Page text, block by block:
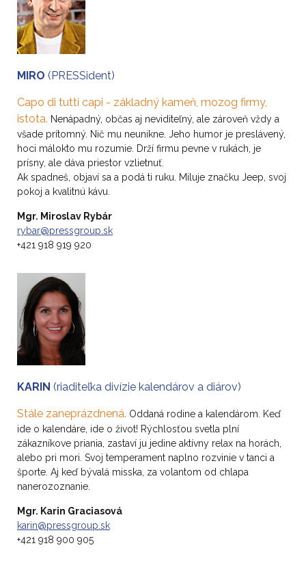
MIRO (PRESSident)
Capo di tutti capi - základný kameň, mozog firmy,
istota. Nenápadný, občas aj neviditeľný, ale zároveň vždy a
všade prítomný. Nič mu neunikne. Jeho humor je preslávený,
hoci málokto mu rozumie. Drží firmu pevne v rukách, je
prísny, ale dáva priestor vzlietnuť.
Ak spadneš, objaví sa a podá ti ruku. Miluje značku Jeep, svoj
pokoj a kvalitnú kávu.
Mgr. Miroslav Rybár
rybar@pressgroup.sk
+421 918 919 920
KARIN (riaditeľka divízie kalendárov a diárov)
Stále zaneprázdnená. Oddaná rodine a kalendárom. Keď
ide o kalendáre, ide o život! Rýchlosťou svetla plní
zákazníkove priania, zastaví ju jedine aktívny relax na horách,
alebo pri mori. Svoj temperament naplno rozvinie v tanci a
športe. Aj keď bývalá misska, za volantom od chlapa
nanerozoznanie.
Mgr. Karin Graciasová
karin@pressgroup.sk
+421 918 900 905